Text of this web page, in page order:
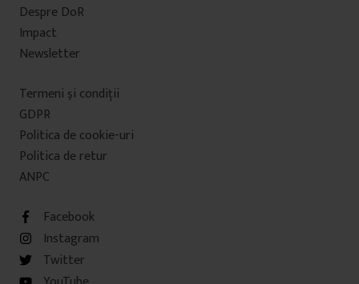
Despre DoR
Impact
Newsletter
Termeni şi condiţii
GDPR
Politica de cookie-uri
Politica de retur
ANPC
Facebook
Instagram
Twitter